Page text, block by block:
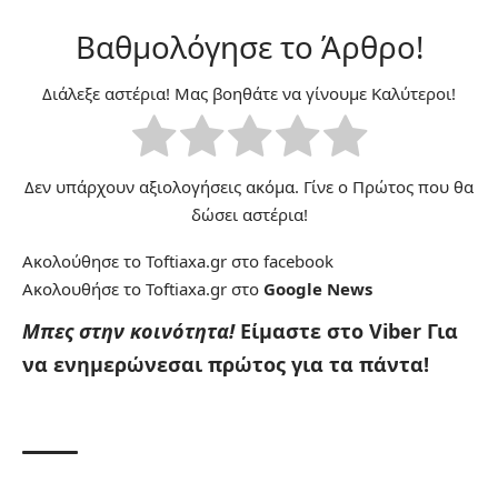
Βαθμολόγησε το Άρθρο!
Διάλεξε αστέρια! Μας βοηθάτε να γίνουμε Καλύτεροι!
Δεν υπάρχουν αξιολογήσεις ακόμα. Γίνε ο Πρώτος που θα
δώσει αστέρια!
Ακολούθησε το Toftiaxa.gr στο facebook
Ακολουθήσε το Toftiaxa.gr στο Google News
Μπες στην κοινότητα! Είμαστε στο Viber Για
να ενημερώνεσαι πρώτος για τα πάντα!